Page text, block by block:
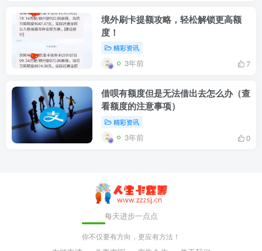
则恶意套取奖励的客户，中国工商银行保
留取消其继续参加活动并扣回奖励的权
10.如客户出现违规行为（如虚假交易、
作弊、恶意套取现金、恶意套券、非法传
播本活动等），中国工商银行有权撤销客
获得的优惠金额，告知客户并取消客户以
保留必要时追究法律责任的权利。
境外刷卡提额攻略，轻松解锁更高额
度！
精彩资讯
3年前 7
借呗有额度但是无法借出去怎么办（查
看额度的注意事项）
精彩资讯
3年前 0
每天进步一点点
你不仅要有方向，更应有方法！